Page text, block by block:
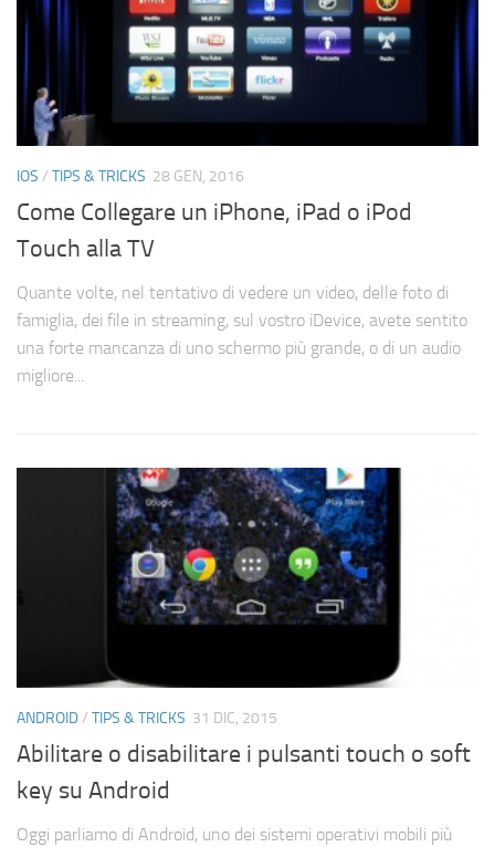
IOS / TIPS & TRICKS 28 GEN, 2016
Come Collegare un iPhone, iPad o iPod
Touch alla TV
Quante volte, nel tentativo di vedere un video, delle foto di
famiglia, dei file in streaming, sul vostro iDevice, avete sentito
una forte mancanza di uno schermo più grande, o di un audio
migliore...
ANDROID/ TIPS & TRICKS 31 DIC, 2015
Abilitare o disabilitare i pulsanti touch o soft
key su Android
Oggi parliamo di Android, uno dei sistemi operativi mobili più